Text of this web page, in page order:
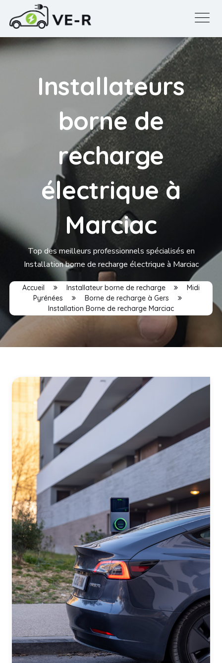
Installateurs
borne de
recharge
électrique à
Marciac
Top des meilleurs professionnels spécialisés en
Installation borne de recharge électrique à Marciac
Accueil Installateur borne de recharge
Midi
Pyrénées
Borne de recharge à Gers
Installation Borne de recharge Marciac